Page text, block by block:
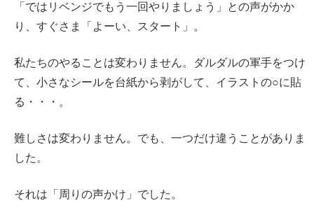
「ではリベンジでもう一回やりましょう」との声がかか
り、すぐさま「よーい、スタート」。
私たちのやることは変わりません。ダルダルの軍手をつけ
て、小さなシールを台紙から剥がして、イラストの○に貼
る・・・。
難しさは変わりません。でも、一つだけ違うことがありま
した。
それは「周りの声かけ」でした。